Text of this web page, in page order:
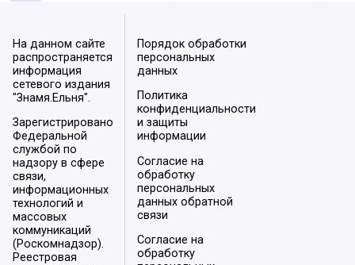
На данном сайте
распространяется
информация
сетевого издания
"Знамя.Ельня".
Зарегистрировано
Федеральной
службой по
надзору в сфере
связи,
информационных
технологий и
массовых
коммуникаций
(Роскомнадзор).
Реестровая
Порядок обработки
персональных
данных
Политика
конфиденциальности
и защиты
информации
Согласие на
обработку
персональных
данных обратной
связи
Согласие на
обработку